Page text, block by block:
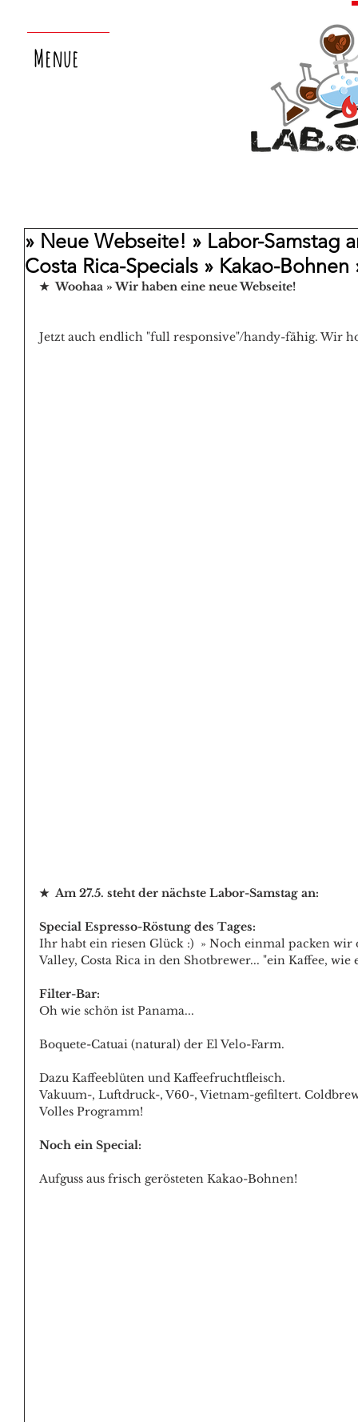
Menue
» Neue Webseite! » Labor-Samstag
Costa Rica-Specials » Kakao-Bohnen
★  Woohaa » Wir haben eine neue Webseite!
Jetzt auch endlich "full responsive"/handy-fähig. Wir
★  Am 27.5. steht der nächste Labor-Samstag an:
Special Espresso-Röstung des Tages:
Ihr habt ein riesen Glück :)  » Noch einmal packen
Valley, Costa Rica in den Shotbrewer... "ein Kaffee, wie
Filter-Bar:
Oh wie schön ist Panama...
Boquete-Catuai (natural) der El Velo-Farm.
Dazu Kaffeeblüten und Kaffeefruchtfleisch.
Vakuum-, Luftdruck-, V60-, Vietnam-gefiltert.
Volles Programm!
Noch ein Special:
Aufguss aus frisch gerösteten Kakao-Bohnen!